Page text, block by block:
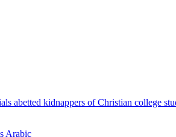
abetted kidnappers of Christian college
Arabic